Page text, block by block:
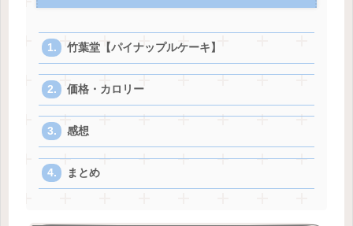
竹葉堂【パイナップルケーキ】
価格・カロリー
感想
まとめ